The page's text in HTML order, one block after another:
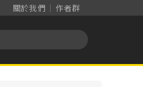
關於我們 作者群